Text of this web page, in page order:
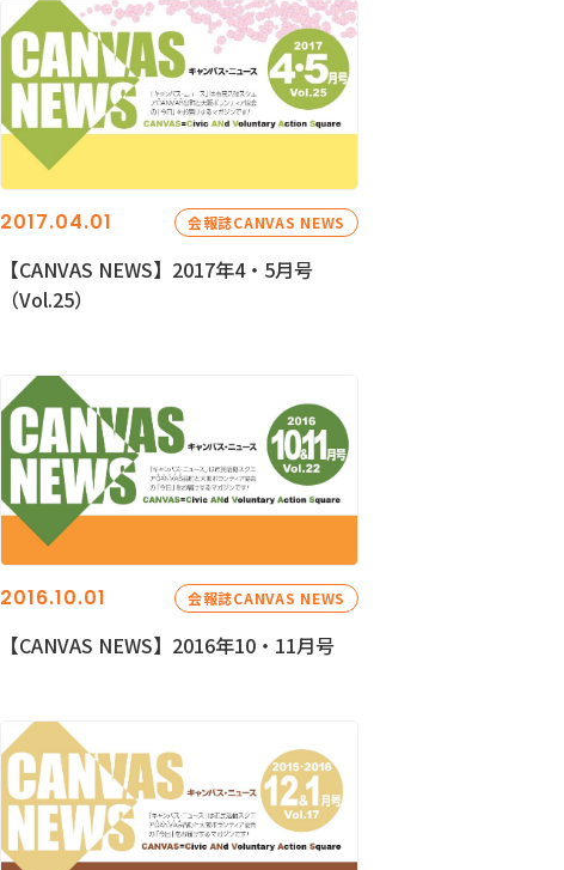
2017.04.01 会報誌CANVAS NEWS
【CANVAS NEWS】2017年4・5月号
（Vol.25）
2016.10.01 会報誌CANVAS NEWS
【CANVAS NEWS】2016年10・11月号